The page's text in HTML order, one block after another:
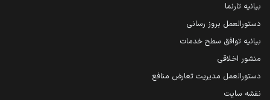
بیانیه تارنما
دستورالعمل بروز رسانی
بیانیه توافق سطح خدمات
منشور اخلاقی
دستورالعمل مدیریت تعارض منافع
نقشه سایت